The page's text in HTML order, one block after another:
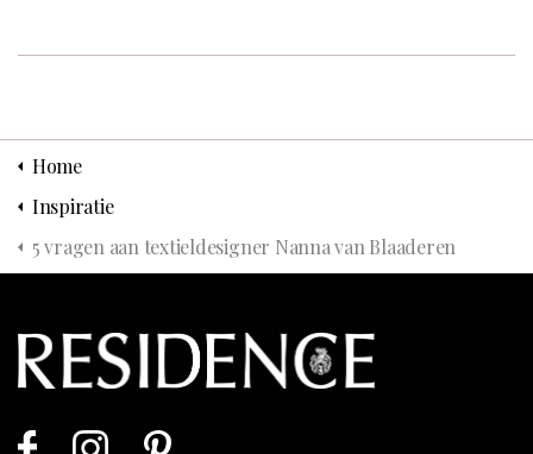
Home
Inspiratie
5 vragen aan textieldesigner Nanna van Blaaderen